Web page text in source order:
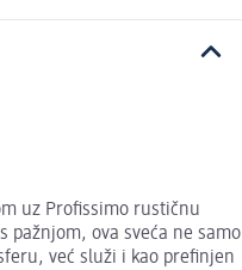
uz Profissimo rustičnu
pažnjom, ova sveća ne samo
već služi i kao prefinjen